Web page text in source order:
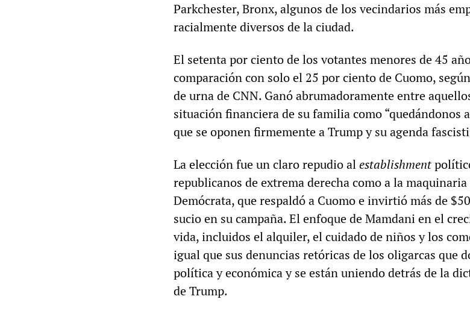
Parkchester, Bronx, algunos de los vecindarios más
racialmente diversos de la ciudad.
El setenta por ciento de los votantes menores de 45
comparación con solo el 25 por ciento de Cuomo,
de urna de CNN. Ganó abrumadoramente entre
situación financiera de su familia como “quedándonos
que se oponen firmemente a Trump y su agenda
La elección fue un claro repudio alestablishment
republicanos de extrema derecha como a la
Demócrata, que respaldó a Cuomo e invirtió más de
sucio en su campaña. El enfoque de Mamdani en el
vida, incluidos el alquiler, el cuidado de niños y los
igual que sus denuncias retóricas de los oligarcas que
política y económica y se están uniendo detrás de la
de Trump.